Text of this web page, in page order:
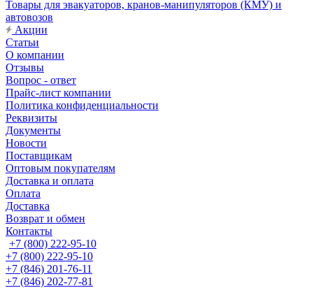
Товары для эвакуаторов, кранов-манипуляторов (КМУ) и
автовозов
Акции
Статьи
О компании
Отзывы
Вопрос - ответ
Прайс-лист компании
Политика конфиденциальности
Реквизиты
Документы
Новости
Поставщикам
Оптовым покупателям
Доставка и оплата
Оплата
Доставка
Возврат и обмен
Контакты
+7 (800) 222-95-10
+7 (800) 222-95-10
+7 (846) 201-76-11
+7 (846) 202-77-81